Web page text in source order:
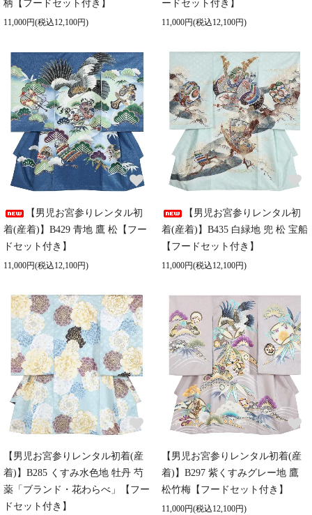
柄【フードセット付き】
11,000円(税込12,100円)
ードセット付き】
11,000円(税込12,100円)
【男児お宮参りレンタル初
着(産着)】B429 青地 鷹 松【フー
ドセット付き】
11,000円(税込12,100円)
【男児お宮参りレンタル初
着(産着)】B435 白緑地 兜 松 宝船
【フードセット付き】
11,000円(税込12,100円)
【男児お宮参りレンタル初着(産
着)】B285 くすみ水色地 牡丹 芍
薬「ブランド・花わらべ」【フー
ドセット付き】
【男児お宮参りレンタル初着(産
着)】B297 紫くすみグレー地 鷹
松竹梅【フードセット付き】
11,000円(税込12,100円)